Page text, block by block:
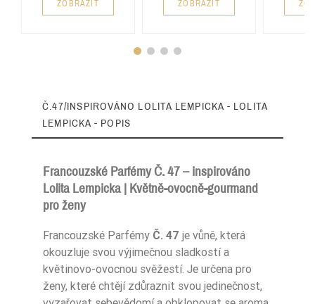
ZOBRAZIT ZOBRAZIT
Č.47/INSPIROVÁNO LOLITA LEMPICKA - LOLITA
LEMPICKA - POPIS
Francouzské Parfémy Č. 47 – inspirováno
Lolita Lempicka | Květně-ovocně-gourmand
pro ženy
Francouzské Parfémy Č. 47 je vůně, která
okouzluje svou výjimečnou sladkostí a
květinovo-ovocnou svěžestí. Je určena pro
ženy, které chtějí zdůraznit svou jedinečnost,
Typ Zapachu
Typ Zapachu Kwiatowe
Pora Roku Zima